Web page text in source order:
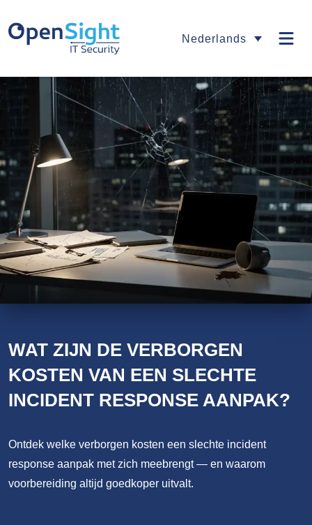
Nederlands
WAT ZIJN DE VERBORGEN
KOSTEN VAN EEN SLECHTE
INCIDENT RESPONSE AANPAK?
Ontdek welke verborgen kosten een slechte incident
response aanpak met zich meebrengt — en waarom
voorbereiding altijd goedkoper uitvalt.